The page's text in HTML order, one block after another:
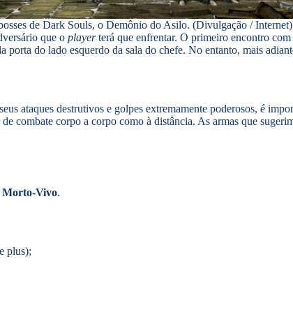
de Dark Souls, o Demônio do Asilo. (Divulgação / Internet)
que o playerterá que enfrentar. O primeiro encontro
do lado esquerdo da sala do chefe. No entanto, mais
ataques destrutivos e golpes extremamente poderosos, é
combate corpo a corpo como à distância. As armas que
Morto-Vivo.
plus);